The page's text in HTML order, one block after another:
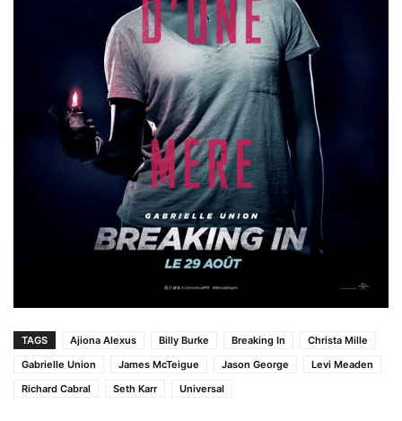
TAGS Ajiona Alexus Billy Burke Breaking In
Christa Mille
Gabrielle Union
James McTeigue Jason George
Levi Meaden
Richard Cabral
Seth Karr Universal